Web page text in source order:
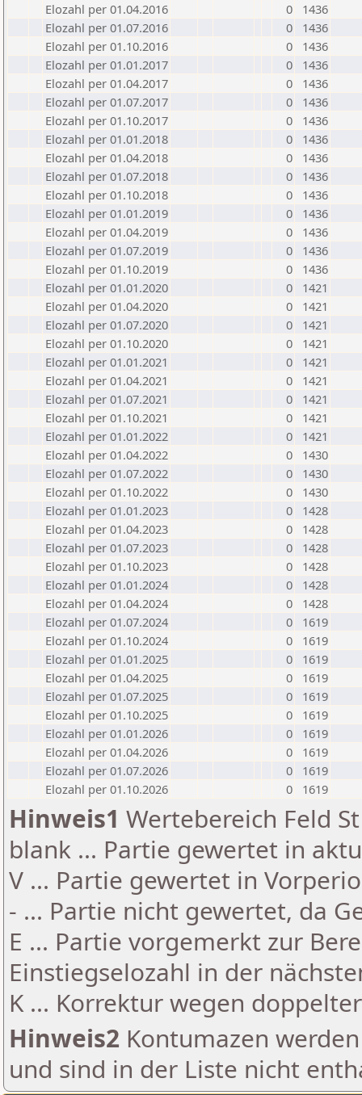
Elozahl per 01.04.2016
0
1436
Elozahl per 01.07.2016
0
1436
Elozahl per 01.10.2016
0
1436
Elozahl per 01.01.2017
0
1436
Elozahl per 01.04.2017
0
1436
Elozahl per 01.07.2017
0
1436
Elozahl per 01.10.2017
0
1436
Elozahl per 01.01.2018
0
1436
Elozahl per 01.04.2018
0
1436
Elozahl per 01.07.2018
0
1436
Elozahl per 01.10.2018
0
1436
Elozahl per 01.01.2019
0
1436
Elozahl per 01.04.2019
0
1436
Elozahl per 01.07.2019
0
1436
Elozahl per 01.10.2019
0
1436
Elozahl per 01.01.2020
0
1421
Elozahl per 01.04.2020
0
1421
Elozahl per 01.07.2020
0
1421
Elozahl per 01.10.2020
0
1421
Elozahl per 01.01.2021
0
1421
Elozahl per 01.04.2021
0
1421
Elozahl per 01.07.2021
0
1421
Elozahl per 01.10.2021
0
1421
Elozahl per 01.01.2022
0
1421
Elozahl per 01.04.2022
0
1430
Elozahl per 01.07.2022
0
1430
Elozahl per 01.10.2022
0
1430
Elozahl per 01.01.2023
0
1428
Elozahl per 01.04.2023
0
1428
Elozahl per 01.07.2023
0
1428
Elozahl per 01.10.2023
0
1428
Elozahl per 01.01.2024
0
1428
Elozahl per 01.04.2024
0
1428
Elozahl per 01.07.2024
0
1619
Elozahl per 01.10.2024
0
1619
Elozahl per 01.01.2025
0
1619
Elozahl per 01.04.2025
0
1619
Elozahl per 01.07.2025
0
1619
Elozahl per 01.10.2025
0
1619
Elozahl per 01.01.2026
0
1619
Elozahl per 01.04.2026
0
1619
Elozahl per 01.07.2026
0
1619
Elozahl per 01.10.2026
0 1619
Hinweis1 Wertebereich Feld
blank ... Partie gewertet in
V ... Partie gewertet in
- ... Partie nicht gewertet, da
E ... Partie vorgemerkt zur
Einstiegselozahl in der
K ... Korrektur wegen
Hinweis2 Kontumazen
und sind in der Liste nicht